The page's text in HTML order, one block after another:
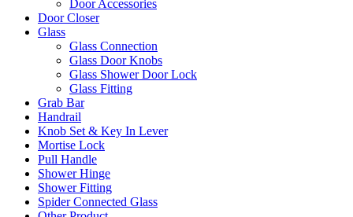
Door Accessories
Door Closer
Glass
Glass Connection
Glass Door Knobs
Glass Shower Door Lock
Glass Fitting
Grab Bar
Handrail
Knob Set & Key In Lever
Mortise Lock
Pull Handle
Shower Hinge
Shower Fitting
Spider Connected Glass